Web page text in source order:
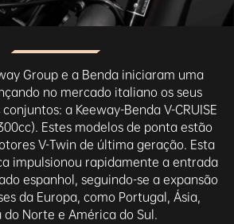
Group e a Benda iniciaram uma
no mercado italiano os seus
a Keeway-Benda V-CRUISE
Estes modelos de ponta estão
V-Twin de última geração. Esta
impulsionou rapidamente a entrada
espanhol, seguindo-se a expansão
da Europa, como Portugal, Ásia,
do Norte e América do Sul.